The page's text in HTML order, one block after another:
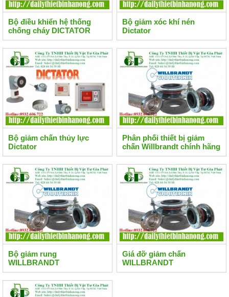
Bộ điều khiển hệ thống
chống cháy DICTATOR
Bộ giảm xóc khí nén
Dictator
Bộ giảm chấn thủy lực
Dictator
Phân phối thiết bị giảm
chấn Willbrandt chính hãng
Bộ giảm rung
WILLBRANDT
Giá đỡ giảm chấn
WILLBRANDT